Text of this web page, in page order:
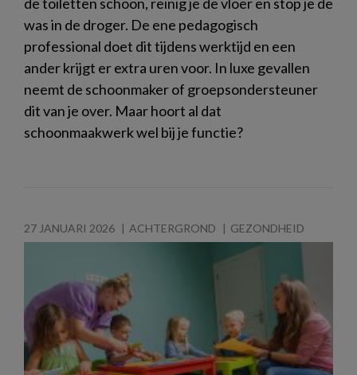
was in de droger. De ene pedagogisch
professional doet dit tijdens werktijd en een
ander krijgt er extra uren voor. In luxe gevallen
neemt de schoonmaker of groepsondersteuner
dit van je over. Maar hoort al dat
schoonmaakwerk wel bij je functie?
27 JANUARI 2026 ACHTERGROND GEZONDHEID